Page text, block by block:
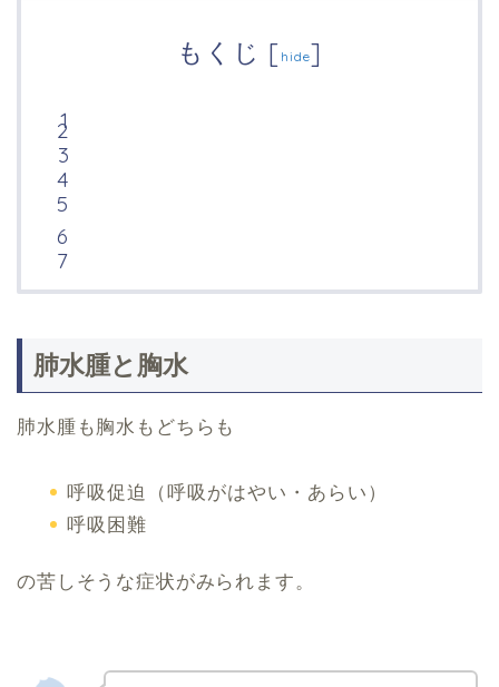
もくじ [ hide]
肺水腫と胸水
肺水腫も胸水もどちらも
呼吸促迫（呼吸がはやい・あらい）
呼吸困難
の苦しそうな症状がみられます。